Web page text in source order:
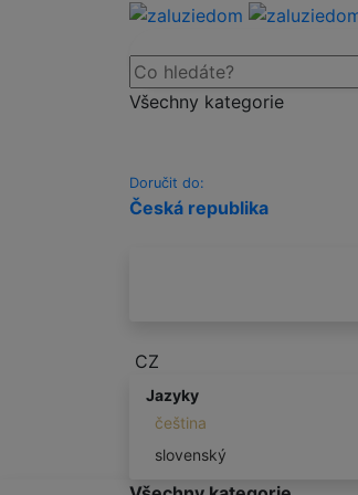
Všechny kategorie
Doručit do:
Česká republika
CZ
Jazyky
čeština
slovenský